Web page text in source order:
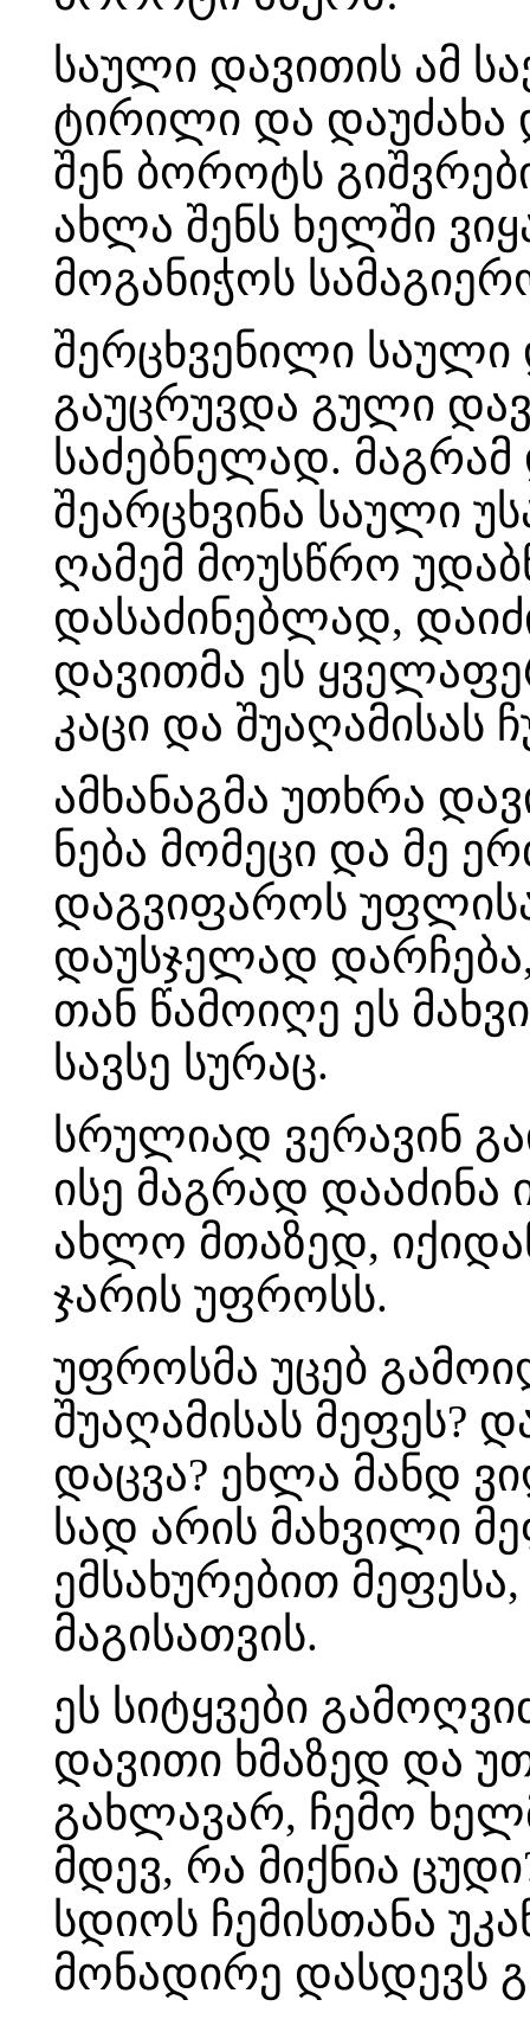
საული დავითის ამ
ტირილი და დაუძახა
შენ ბოროტს
ახლა შენს ხელში
მოგანიჭოს
შერცხვენილი საული
გაუცრუვდა გული
საძებნელად.
შეარცხვინა საული
ღამემ მოუსწრო
დასაძინებლად,
დავითმა ეს
კაცი და შუაღამისას
ამხანაგმა უთხრა
ნება მომეცი და მე
დაგვიფაროს
დაუსჯელად დარჩება,
თან წამოიღე ეს
სავსე სურაც.
სრულიად ვერავინ
ისე მაგრად
ახლო მთაზედ,
ჯარის უფროსს.
უფროსმა უცებ
შუაღამისას მეფეს?
დაცვა? ეხლა მანდ
სად არის მახვილი
ემსახურებით
მაგისათვის.
ეს სიტყვები
დავითი ხმაზედ და
გახლავარ, ჩემო
მდევ, რა მიქნია
სდიოს ჩემისთანა
მონადირე დასდევს